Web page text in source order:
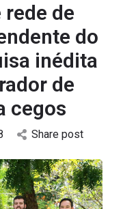
rede de
do
inédita
de
cegos
Share post